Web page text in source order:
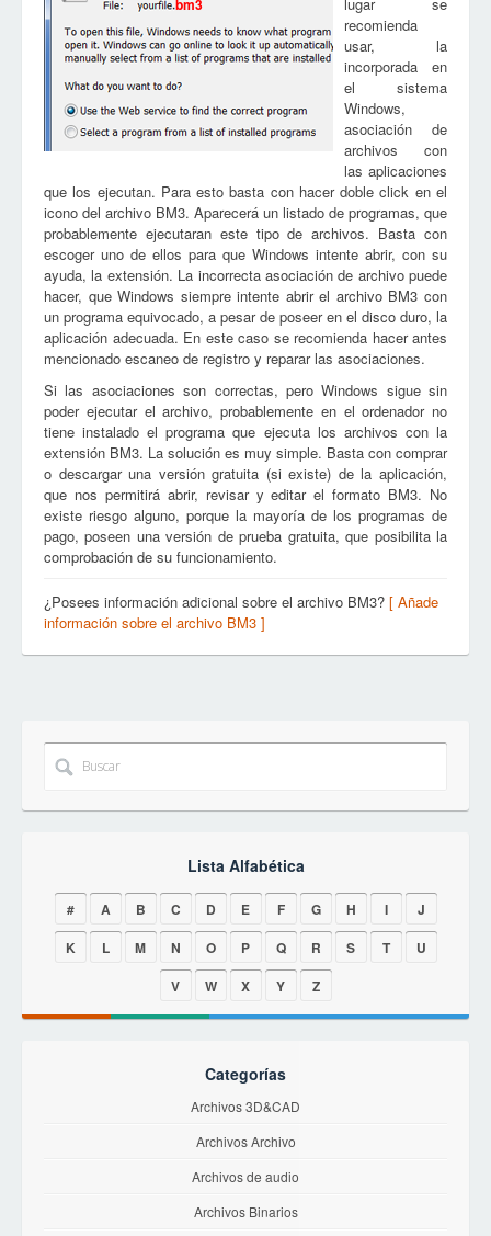
bm3
recomienda
usar, la
incorporada en
el sistema
Windows,
asociación de
archivos con
las aplicaciones
que los ejecutan. Para esto basta con hacer doble click en el
icono del archivo BM3. Aparecerá un listado de programas, que
probablemente ejecutaran este tipo de archivos. Basta con
escoger uno de ellos para que Windows intente abrir, con su
ayuda, la extensión. La incorrecta asociación de archivo puede
hacer, que Windows siempre intente abrir el archivo BM3 con
un programa equivocado, a pesar de poseer en el disco duro, la
aplicación adecuada. En este caso se recomienda hacer antes
mencionado escaneo de registro y reparar las asociaciones.
Si las asociaciones son correctas, pero Windows sigue sin
poder ejecutar el archivo, probablemente en el ordenador no
tiene instalado el programa que ejecuta los archivos con la
extensión BM3. La solución es muy simple. Basta con comprar
o descargar una versión gratuita (si existe) de la aplicación,
que nos permitirá abrir, revisar y editar el formato BM3. No
existe riesgo alguno, porque la mayoría de los programas de
pago, poseen una versión de prueba gratuita, que posibilita la
comprobación de su funcionamiento.
¿Posees información adicional sobre el archivo BM3? [ Añade
información sobre el archivo BM3 ]
Lista Alfabética
# A B C D E F G H I
J
K
L M N O P Q R S T
U
V
W X Y Z
Categorías
Archivos 3D&CAD
Archivos Archivo
Archivos de audio
Archivos Binarios